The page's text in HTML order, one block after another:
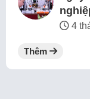
4
Thêm